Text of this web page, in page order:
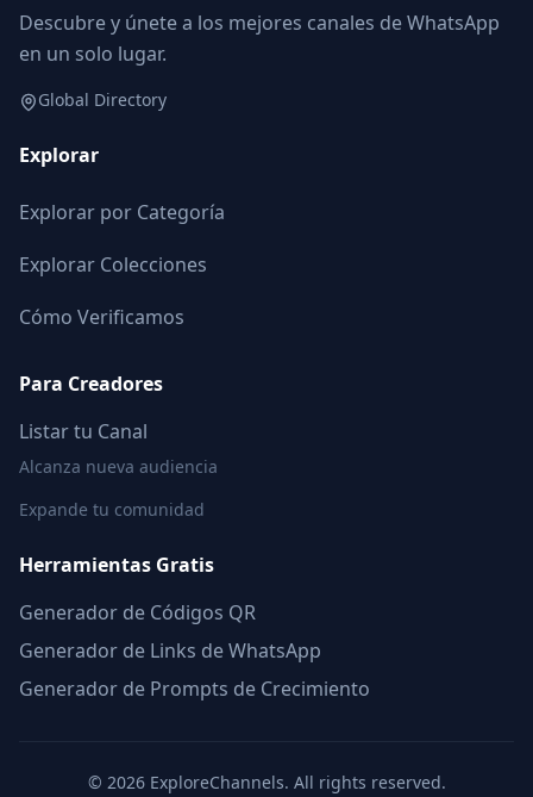
Descubre y únete a los mejores canales de WhatsApp
en un solo lugar.
Global Directory
Explorar
Explorar por Categoría
Explorar Colecciones
Cómo Verificamos
Para Creadores
Listar tu Canal
Alcanza nueva audiencia
Expande tu comunidad
Herramientas Gratis
Generador de Códigos QR
Generador de Links de WhatsApp
Generador de Prompts de Crecimiento
© 2026ExploreChannels. All rights reserved.